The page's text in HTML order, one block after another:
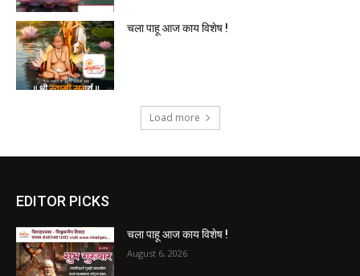
चला पाहू आज काय विशेष !
Load more
EDITOR PICKS
चला पाहू आज काय विशेष !
August 6, 2026